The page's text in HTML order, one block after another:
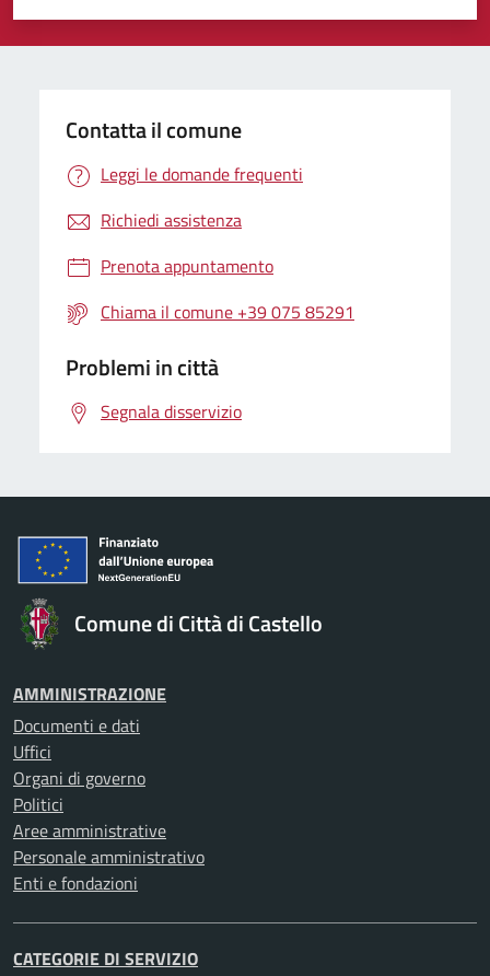
Valuta 5 stelle su 5
Valuta 4 stelle su 5
Valuta 3 stelle su 5
Valuta 2 stelle su 5
Valuta 1 stelle su 5
Contatta il comune
Leggi le domande frequenti
Richiedi assistenza
Prenota appuntamento
Chiama il comune +39 075 85291
Problemi in città
Segnala disservizio
Comune di Città di Castello
AMMINISTRAZIONE
Documenti e dati
Uffici
Organi di governo
Politici
Aree amministrative
Personale amministrativo
Enti e fondazioni
CATEGORIE DI SERVIZIO